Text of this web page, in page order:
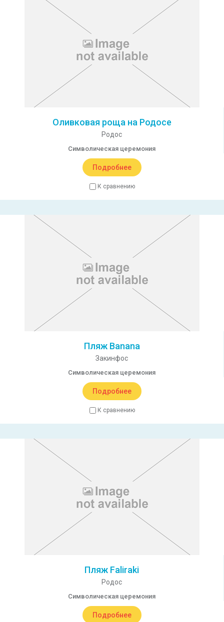
Оливковая роща на Родосе
Родос
Символическая церемония
Подробнее
К сравнению
Пляж Banana
Закинфос
Символическая церемония
Подробнее
К сравнению
Пляж Faliraki
Родос
Символическая церемония
Подробнее